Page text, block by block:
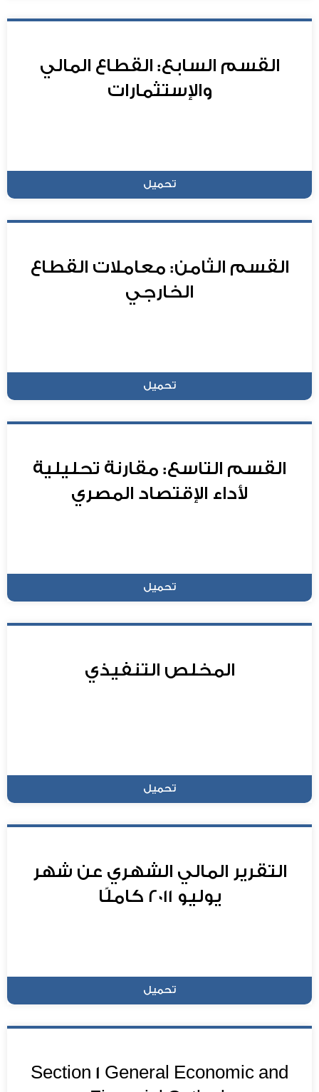
القسم السابع: القطاع المالي
والإستثمارات
تحميل
القسم الثامن: معاملات القطاع
الخارجي
تحميل
القسم التاسع: مقارنة تحليلية
لأداء الإقتصاد المصري
تحميل
المخلص التنفيذي
تحميل
التقرير المالي الشهري عن شهر
يوليو 2011 كاملًا
تحميل
Section 1 General Economic and